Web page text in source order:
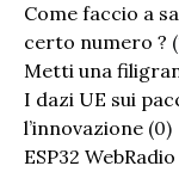
Come faccio a
certo numero ?
Metti una
I dazi UE sui
l’innovazione (0)
ESP32